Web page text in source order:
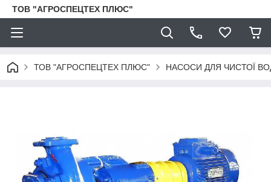
ТОВ "АГРОСПЕЦТЕХ ПЛЮС"
ТОВ "АГРОСПЕЦТЕХ ПЛЮС" НАСОСИ ДЛЯ ЧИСТОЇ